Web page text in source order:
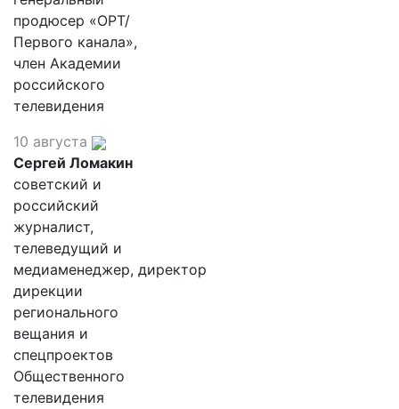
продюсер «ОРТ/
Первого канала»,
член Академии
российского
телевидения
10 августа
Сергей Ломакин
советский и
российский
журналист,
телеведущий и
медиаменеджер, директор
дирекции
регионального
вещания и
спецпроектов
Общественного
телевидения